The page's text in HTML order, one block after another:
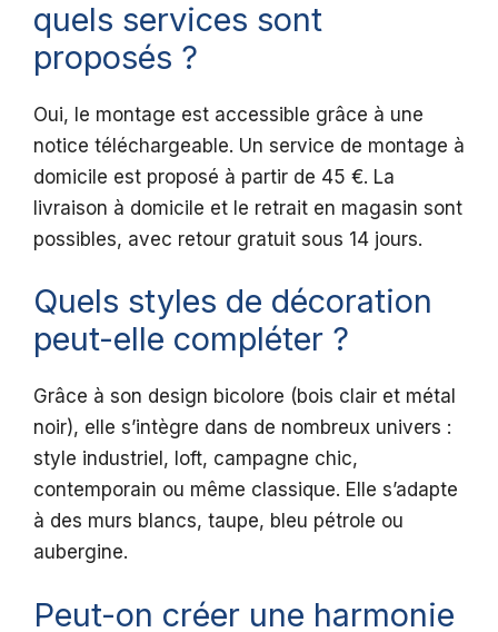
quels services sont
proposés ?
Oui, le montage est accessible grâce à une
notice téléchargeable. Un service de montage à
domicile est proposé à partir de 45 €. La
livraison à domicile et le retrait en magasin sont
possibles, avec retour gratuit sous 14 jours.
Quels styles de décoration
peut-elle compléter ?
Grâce à son design bicolore (bois clair et métal
noir), elle s’intègre dans de nombreux univers :
style industriel, loft, campagne chic,
contemporain ou même classique. Elle s’adapte
à des murs blancs, taupe, bleu pétrole ou
aubergine.
Peut-on créer une harmonie